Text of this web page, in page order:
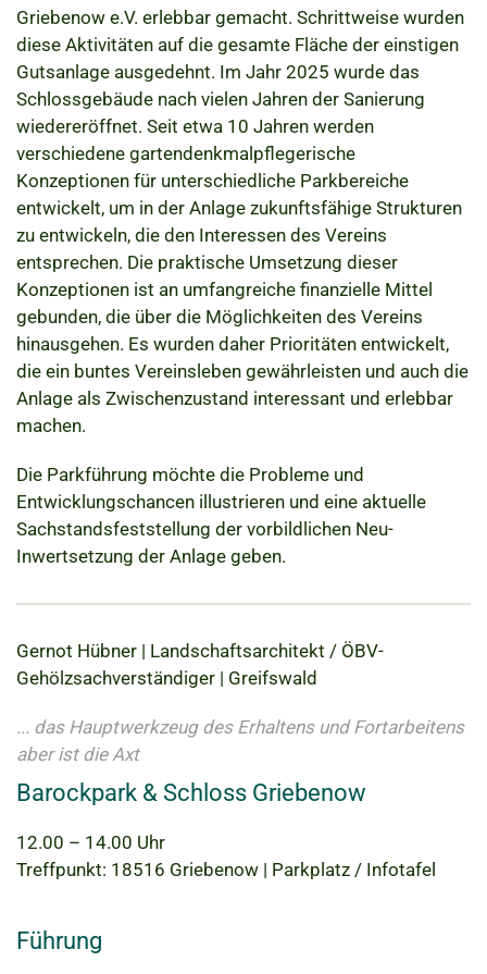
Griebenow e.V. erlebbar gemacht. Schrittweise wurden
diese Aktivitäten auf die gesamte Fläche der einstigen
Gutsanlage ausgedehnt. Im Jahr 2025 wurde das
Schlossgebäude nach vielen Jahren der Sanierung
wiedereröffnet. Seit etwa 10 Jahren werden
verschiedene gartendenkmalpflegerische
Konzeptionen für unterschiedliche Parkbereiche
entwickelt, um in der Anlage zukunftsfähige Strukturen
zu entwickeln, die den Interessen des Vereins
entsprechen. Die praktische Umsetzung dieser
Konzeptionen ist an umfangreiche finanzielle Mittel
gebunden, die über die Möglichkeiten des Vereins
hinausgehen. Es wurden daher Prioritäten entwickelt,
die ein buntes Vereinsleben gewährleisten und auch die
Anlage als Zwischenzustand interessant und erlebbar
machen.
Die Parkführung möchte die Probleme und
Entwicklungschancen illustrieren und eine aktuelle
Sachstandsfeststellung der vorbildlichen Neu-
Inwertsetzung der Anlage geben.
Gernot Hübner | Landschaftsarchitekt / ÖBV-
Gehölzsachverständiger | Greifswald
... das Hauptwerkzeug des Erhaltens und Fortarbeitens
aber ist die Axt
Barockpark & Schloss Griebenow
12.00 – 14.00 Uhr
Treffpunkt: 18516 Griebenow | Parkplatz / Infotafel
Führung